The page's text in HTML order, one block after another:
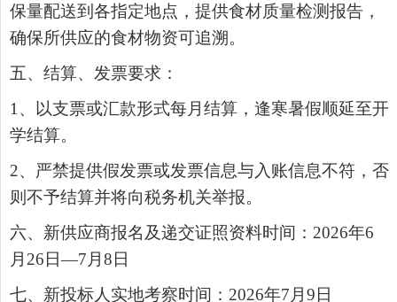
保量配送到各指定地点，提供食材质量检测报告，
确保所供应的食材物资可追溯。
五、结算、发票要求：
1 、以支票或汇款形式每月结算，逢寒暑假顺延至开
学结算。
2、严禁提供假发票或发票信息与入账信息不符，否
则不予结算并将向税务机关举报。
六、新供应商报名及递交证照资料时间： 2026年6
月 26日—7 月8日
七、新投标人实地考察时间： 2026年7 月9日